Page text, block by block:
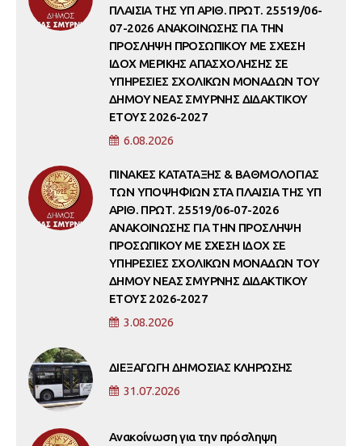
ΠΛΑΙΣΙΑ ΤΗΣ ΥΠ ΑΡΙΘ. ΠΡΩΤ. 25519/06-
07-2026 ΑΝΑΚΟΙΝΩΣΗΣ ΓΙΑ ΤΗΝ
ΠΡΟΣΛΗΨΗ ΠΡΟΣΩΠΙΚΟΥ ΜΕ ΣΧΕΣΗ
ΙΔΟΧ ΜΕΡΙΚΗΣ ΑΠΑΣΧΟΛΗΣΗΣ ΣΕ
ΥΠΗΡΕΣΙΕΣ ΣΧΟΛΙΚΩΝ ΜΟΝΑΔΩΝ ΤΟΥ
ΔΗΜΟΥ ΝΕΑΣ ΣΜΥΡΝΗΣ ΔΙΔΑΚΤΙΚΟΥ
ΕΤΟΥΣ 2026-2027
6.08.2026
ΠΙΝΑΚΕΣ ΚΑΤΑΤΑΞΗΣ & ΒΑΘΜΟΛΟΓΙΑΣ
ΤΩΝ ΥΠΟΨΗΦΙΩΝ ΣΤΑ ΠΛΑΙΣΙΑ ΤΗΣ ΥΠ
ΑΡΙΘ. ΠΡΩΤ. 25519/06-07-2026
ΑΝΑΚΟΙΝΩΣΗΣ ΓΙΑ ΤΗΝ ΠΡΟΣΛΗΨΗ
ΠΡΟΣΩΠΙΚΟΥ ΜΕ ΣΧΕΣΗ ΙΔΟΧ ΣΕ
ΥΠΗΡΕΣΙΕΣ ΣΧΟΛΙΚΩΝ ΜΟΝΑΔΩΝ ΤΟΥ
ΔΗΜΟΥ ΝΕΑΣ ΣΜΥΡΝΗΣ ΔΙΔΑΚΤΙΚΟΥ
ΕΤΟΥΣ 2026-2027
3.08.2026
ΔΙΕΞΑΓΩΓΗ ΔΗΜΟΣΙΑΣ ΚΛΗΡΩΣΗΣ
31.07.2026
Ανακοίνωση για την πρόσληψη